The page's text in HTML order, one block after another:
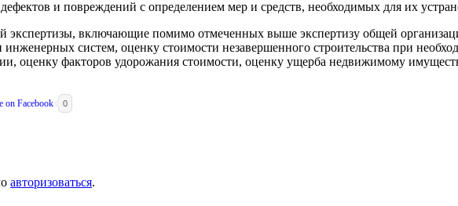
и повреждений с определением мер и средств, необходимых для их
экспертизы, включающие помимо отмеченных выше экспертизу общей
систем, оценку стоимости незавершенного строительства при
оценку факторов удорожания стоимости, оценку ущерба недвижимому
0
авторизоваться.